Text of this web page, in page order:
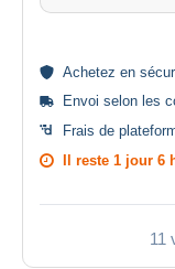
Achetez en
Envoi selon les
Frais de
Il reste 1 jour 6
11